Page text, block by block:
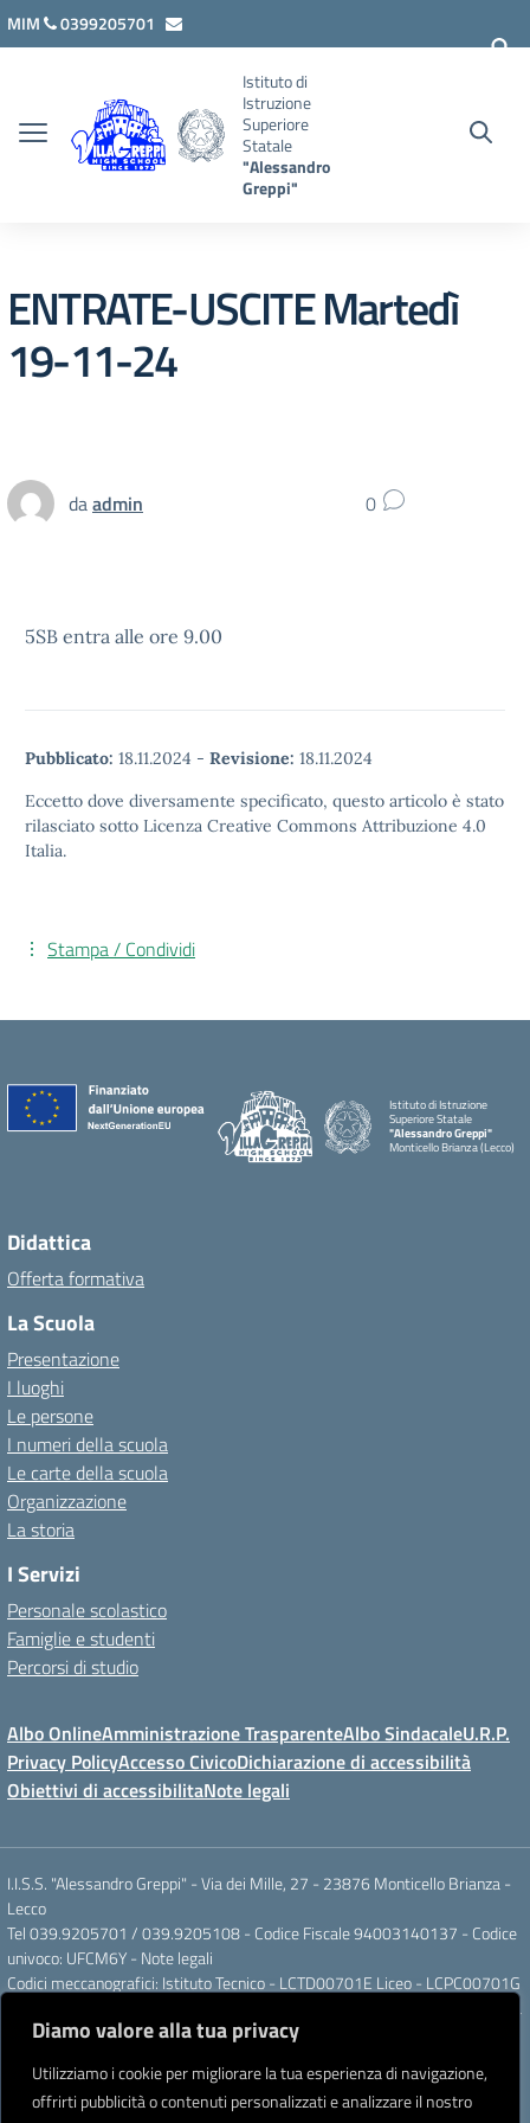
Diamo valore alla tua privacy
Utilizziamo i cookie per migliorare la tua esperienza di navigazione,
offrirti pubblicità o contenuti personalizzati e analizzare il nostro
Vai ai contenuti
Vai al menu di navigazione
Vai al footer
MIM
0399205701
Istituto di
Istruzione
Superiore
Statale
"Alessandro
Greppi"
ENTRATE-USCITE Martedì
19-11-24
daadmin 0
5SB entra alle ore 9.00
Pubblicato: 18.11.2024 - Revisione: 18.11.2024
Eccetto dove diversamente specificato, questo articolo è stato
rilasciato sotto Licenza Creative Commons Attribuzione 4.0
Italia.
Stampa / Condividi
Istituto di Istruzione
Superiore Statale
"Alessandro Greppi"
Monticello Brianza (Lecco)
Didattica
Offerta formativa
La Scuola
Presentazione
I luoghi
Le persone
I numeri della scuola
Le carte della scuola
Organizzazione
La storia
I Servizi
Personale scolastico
Famiglie e studenti
Percorsi di studio
Albo OnlineAmministrazione TrasparenteAlbo SindacaleU.R.P.
Privacy PolicyAccesso CivicoDichiarazione di accessibilità
Obiettivi di accessibilitaNote legali
I.I.S.S. "Alessandro Greppi" - Via dei Mille, 27 - 23876 Monticello Brianza -
Lecco
Tel 039.9205701 / 039.9205108 - Codice Fiscale 94003140137 - Codice
univoco: UFCM6Y - Note legali
Codici meccanografici: Istituto Tecnico - LCTD00701E Liceo - LCPC00701G
Posta elettronica ordinaria: LCIS007008@ISTRUZIONE.IT Posta elettronica
certificata: LCIS007008@PEC.ISTRUZIONE.IT
Intestato a: Istituto di Istruzione Secondaria Superiore A. Greppi
Partner tecnologicoCreative Software Lab S.r.l.